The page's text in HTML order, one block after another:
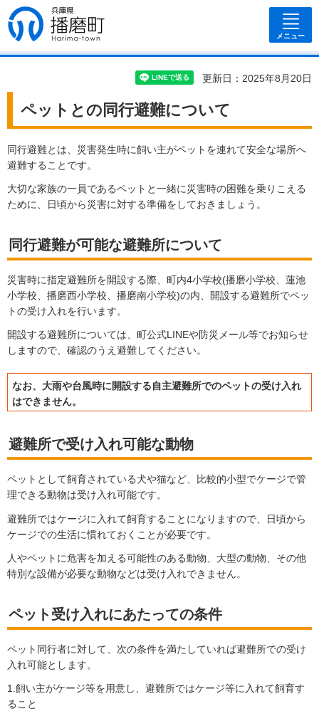
兵庫県 播磨
町
メニュー
更新日：2025年8月20日
ペットとの同行避難について
同行避難とは、災害発生時に飼い主がペットを連れて安全な場所へ
避難することです。
大切な家族の一員であるペットと一緒に災害時の困難を乗りこえる
ために、日頃から災害に対する準備をしておきましょう。
同行避難が可能な避難所について
災害時に指定避難所を開設する際、町内4小学校(播磨小学校、蓮池
小学校、播磨西小学校、播磨南小学校)の内、開設する避難所でペッ
トの受け入れを行います。
開設する避難所については、町公式LINEや防災メール等でお知らせ
しますので、確認のうえ避難してください。
なお、大雨や台風時に開設する自主避難所でのペットの受け入れ
はできません。
避難所で受け入れ可能な動物
ペットとして飼育されている犬や猫など、比較的小型でケージで管
理できる動物は受け入れ可能です。
避難所ではケージに入れて飼育することになりますので、日頃から
ケージでの生活に慣れておくことが必要です。
人やペットに危害を加える可能性のある動物、大型の動物、その他
特別な設備が必要な動物などは受け入れできません。
ペット受け入れにあたっての条件
ペット同行者に対して、次の条件を満たしていれば避難所での受け
入れ可能とします。
1.飼い主がケージ等を用意し、避難所ではケージ等に入れて飼育す
ること